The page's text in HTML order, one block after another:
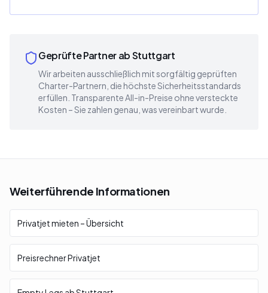
Geprüfte Partner ab Stuttgart
Wir arbeiten ausschließlich mit sorgfältig geprüften
Charter-Partnern, die höchste Sicherheitsstandards
erfüllen. Transparente All-in-Preise ohne versteckte
Kosten – Sie zahlen genau, was vereinbart wurde.
Weiterführende Informationen
Privatjet mieten – Übersicht
Preisrechner Privatjet